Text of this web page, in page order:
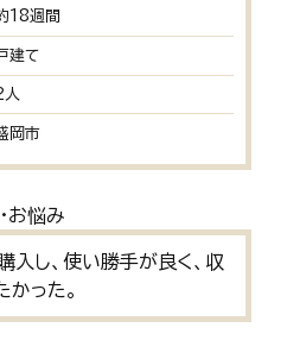
18週間
建て
人
岡市
お悩み
し、使い勝手が良く、収
った。